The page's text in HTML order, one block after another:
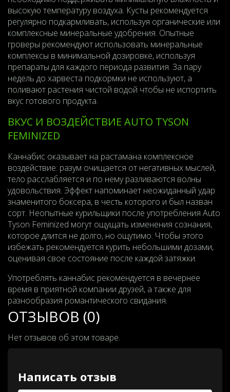
высокую температуру воздуха. Кусты рекомендуется
регулярно подкармливать, используя органические или
комплексные минеральные удобрения. Опытные
гроверы рекомендуют использовать минеральные
комплексы в минимальной дозировке, используя
препараты для каждого периода развития. За пару
недель до харвеста подкормки не используют, а
поливают растения чистой водой чтобы не испортить
вкус готового продукта.
ВКУС И ВОЗДЕЙСТВИЕ AUTO TYSON
FEMINIZED
Каннабис оказывает на растамана комплексное
воздействие: разум очищается от негативных мыслей,
тело расслабляется и по нему разливаются волны
удовольствия. Эффект напоминает неожиданный удар
знаменитого боксера, в честь которого и был назван
сорт. Неопытные курильщики после употребления Auto
Tyson Feminized могут ощущать изменения сознания,
которое длится не долго, но ощутимо. Чтобы этого
избежать рекомендуется курить небольшими дозами,
оценивая свое состояние после каждой затяжки.
Употреблять каннабис рекомендуется в вечернее
время в приятной компании друзей, а также для
разнообразия романтического свидания.
ОТЗЫВОВ (0)
Нет отзывов об этом товаре.
Написать отзыв